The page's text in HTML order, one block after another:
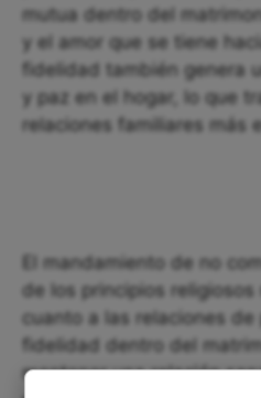
mutua dentro del
y el amor que se tiene
fidelidad también genera
y paz en el hogar, lo que
relaciones familiares más
El mandamiento de no
de los principios
cuanto a las relaciones
fidelidad dentro del
mantener una relación